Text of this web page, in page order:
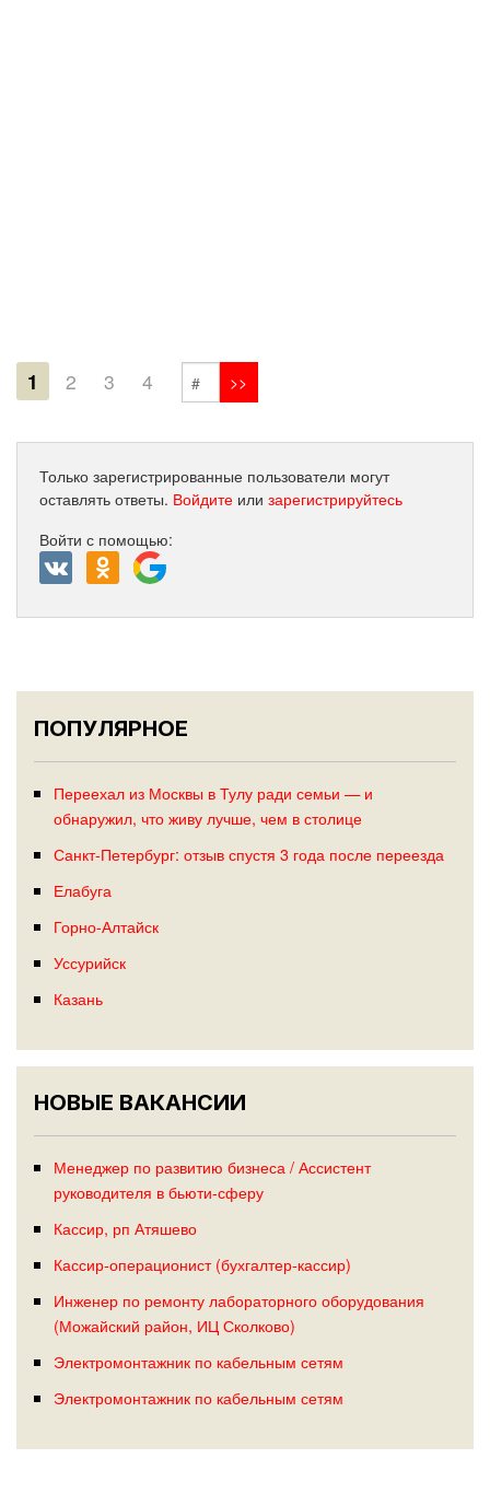
1 2 3 4
Только зарегистрированные пользователи могут
оставлять ответы. Войдите или зарегистрируйтесь
Войти с помощью:
ПОПУЛЯРНОЕ
Переехал из Москвы в Тулу ради семьи — и
обнаружил, что живу лучше, чем в столице
Санкт-Петербург: отзыв спустя 3 года после переезда
Елабуга
Горно-Алтайск
Уссурийск
Казань
НОВЫЕ ВАКАНСИИ
Менеджер по развитию бизнеса / Ассистент
руководителя в бьюти-сферу
Кассир, рп Атяшево
Кассир-операционист (бухгалтер-кассир)
Инженер по ремонту лабораторного оборудования
(Можайский район, ИЦ Сколково)
Электромонтажник по кабельным сетям
Электромонтажник по кабельным сетям